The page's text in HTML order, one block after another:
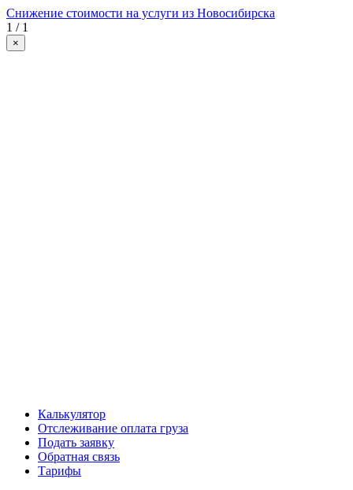
Снижение стоимости на услуги из Новосибирска
1 / 1
×
Калькулятор
Отслеживание оплата груза
Подать заявку
Обратная связь
Тарифы